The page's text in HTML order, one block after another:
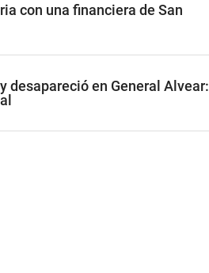
con una financiera de San
desapareció en General Alvear: